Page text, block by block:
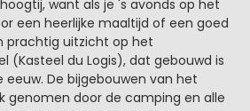
want als je 's avonds op het
een heerlijke maaltijd of een goed
prachtig uitzicht op het
(Kasteel du Logis), dat gebouwd is
eeuw. De bijgebouwen van het
genomen door de camping en alle